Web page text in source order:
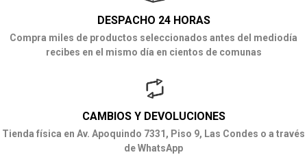
DESPACHO 24 HORAS
Compra miles de productos seleccionados antes del mediodía
recibes en el mismo día en cientos de comunas
CAMBIOS Y DEVOLUCIONES
Tienda física en Av. Apoquindo 7331, Piso 9, Las Condes o a través
de WhatsApp